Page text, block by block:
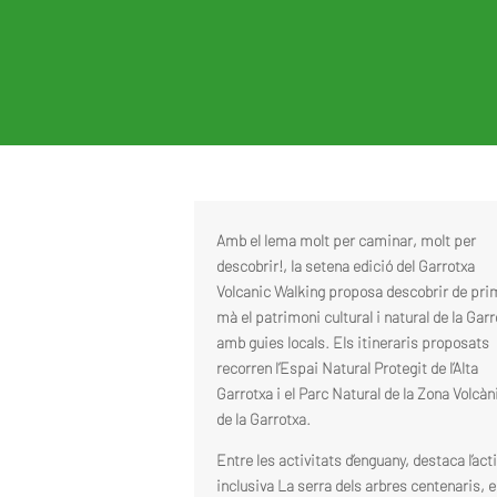
Amb el lema molt per caminar, molt per
descobrir!, la setena edició del Garrotxa
Volcanic Walking proposa descobrir de
mà el patrimoni cultural i natural de la
amb guies locals. Els itineraris proposats
recorren l’Espai Natural Protegit de l’Alta
Garrotxa i el Parc Natural de la Zona
de la Garrotxa.
Entre les activitats d’enguany, destaca
inclusiva La serra dels arbres centenaris,